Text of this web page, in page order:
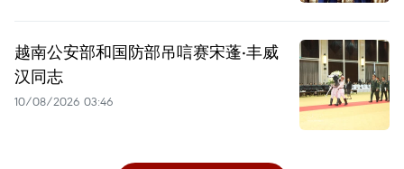
越南公安部和国防部吊唁赛宋蓬·丰威
汉同志
10/08/2026 03:46